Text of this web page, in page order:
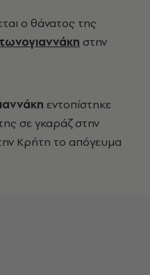
στην
εντοπίστηκε
σε γκαράζ στην
Κρήτη το απόγευμα